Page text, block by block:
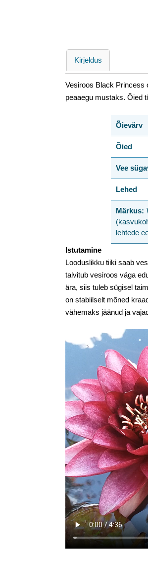
Kirjeldus
Vesiroos Black Princess
peaaegu mustaks. Õied
Õievärv
Õied
Vee
Lehed
Märkus:
lehtede
Istutamine
Looduslikku tiiki saab
talvitub vesiroos väga
ära, siis tuleb sügisel
on stabiilselt mõned
vähemaks jäänud ja